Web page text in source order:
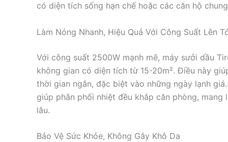
có diện tích sống hạn chế hoặc các căn hộ
Làm Nóng Nhanh, Hiệu Quả Với Công Suất Lên
Với công suất 2500W mạnh mẽ, máy sưởi dầu
không gian có diện tích từ 15-20m². Điều này
thời gian ngắn, đặc biệt vào những ngày lạnh
giúp phân phối nhiệt đều khắp căn phòng,
lâu.
Bảo Vệ Sức Khỏe, Không Gây Khô Da